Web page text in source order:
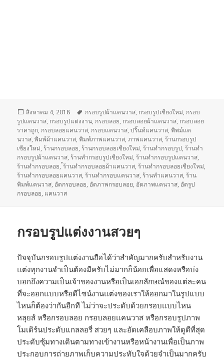
เขียน
เมื่อ
สิงหาคม 4, 2018
ป้าย
กำกับ
กรอบรูปผ้าแคนวาส, กรอบรูปเชียงใหม่, กรอบ
รูปแคนวาส, กรอบรูปแต่งงาน, กรอบลอย, กรอบลอยผ้าแคนวาส, กรอบลอย
ราคาถูก, กรอบลอยแคนวาส, กรอบแคนวาส,ปริ้นท์แคนวาส,พิพม์แค
นวาส,พิมพ์ผ้าแคนวาส,พิมพ์ภาพแคนวาส,ภาพแคนวาส, ร้านกรอบรูป
เชียงใหม่, ร้านกรอบลอย, ร้านกรอบลอยเชียงใหม่, ร้านทำกรอบรูป, ร้านทำ
กรอบรูปผ้าแคนวาส, ร้านทำกรอบรูปเชียงใหม่, ร้านทำกรอบรูปแคนวาส,
ร้านทำกรอบลอย,้ร้านทำกรอบลอยผ้าแคนวาส, ร้านทำกรอบลอยเชียงใหม่,
ร้านทำกรอบลอยแคนวาส, ร้านทำกรอบแคนวาส, ร้านทำแคนวาส, ร้าน
พิมพ์แคนวาส, อัดกรอบลอย, อัดภาพกรอบลอย, อัดภาพแคนวาส, อัดรูป
กรอบลอย, แคนวาส
กรอบรูปแต่งงานสวยๆ
ปัจจุบันกรอบรูปแต่งงานถือได้ว่าสำคัญมากครับสำหรับงาน
แต่งทุกงานจำเป็นต้องมีครับไม่มากก็น้อยเพื่อแสดงหรือบ่ง
บอกถึงความเป็นเจ้าของงานหรือเป็นเอกลักษณ์ของแต่ละคน
ที่จะออกแบบหรือดีไซน์งานแต่งของเราให้ออกมาในรูปแบบ
ไหนก็ต้องว่ากันอีกที ไม่ว่าจะประดับด้วยกรอบแบบไหน
หลุยส์ หรือกรอบลอย กรอบลอยแคนวาส หรือกรอบรูปภาพ
โมเดิร์นประดับแกลลอรี่ สวยๆ และอัดเคลือบภาพให้ดูดีที่สุด
ประดับซุ้มทางเดินตามทางเข้างานหรือหน้างานเพื่อเป็นภาพ
ประกอบการถ่ายภาพเก็บความประทับใจด้วยจำเป็นมากครับ